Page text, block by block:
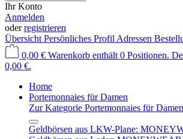
Ihr Konto
Anmelden
oderregistrieren
Übersicht Persönliches Profil Adressen
0,00 € Warenkorb enthält 0 Positionen.
0,00 €.
Home
Portemonnaies für Damen
Zur Kategorie Portemonnaies für Damen
Geldbörsen aus LKW-Plane: